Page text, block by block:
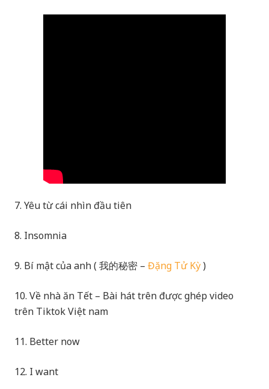
7. Yêu từ cái nhìn đầu tiên
8. Insomnia
9. Bí mật của anh ( 我的秘密 – Đặng Tử Kỳ)
10. Về nhà ăn Tết – Bài hát trên được ghép video
trên Tiktok Việt nam
11. Better now
12. I want